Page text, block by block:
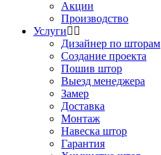
Акции
Производство
Услуги
Дизайнер по шторам
Создание проекта
Пошив штор
Выезд менеджера
Замер
Доставка
Монтаж
Навеска штор
Гарантия